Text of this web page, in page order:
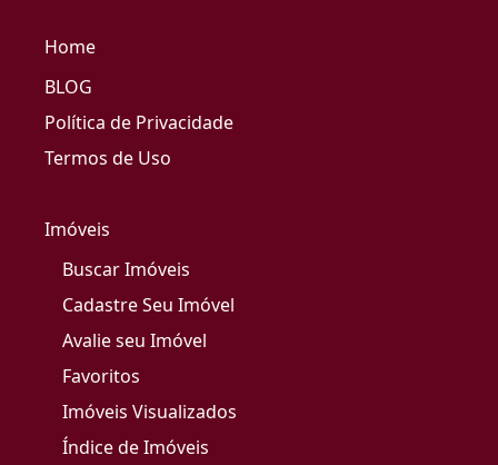
Home
BLOG
Política de Privacidade
Termos de Uso
Imóveis
Buscar Imóveis
Cadastre Seu Imóvel
Avalie seu Imóvel
Favoritos
Imóveis Visualizados
Índice de Imóveis